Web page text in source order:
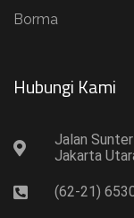
Borma
Hubungi Kami​
Jalan
Jakarta
(62-21)